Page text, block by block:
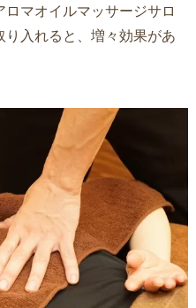
マオイルマッサージサロ
入れると、増々効果があ